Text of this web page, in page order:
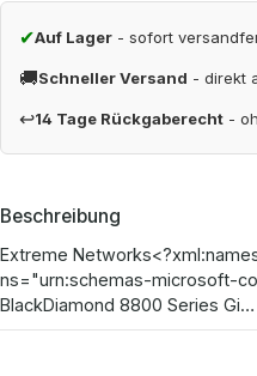
✔Auf Lager - sofort
🚚Schneller Versand - direkt
↩14 Tage Rückgaberecht -
Beschreibung
Extreme
ns="urn:schemas-microsoft-
BlackDiamond 8800 Series Gi…